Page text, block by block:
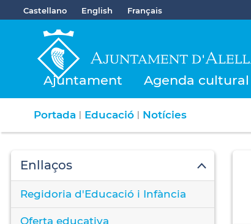
Castellano English Français
Ajuntament Agenda cultural
Portada | Educació | Notícies
Enllaços
Regidoria d'Educació i Infància
Oferta educativa